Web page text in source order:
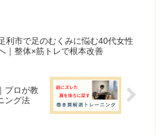
利市で足のむくみに悩む40代女性
｜整体×筋トレで根本改善
プロが教
ング法